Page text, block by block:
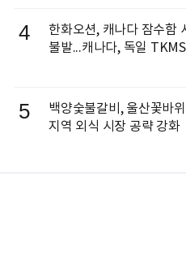
4
한화오션, 캐나다 잠수함
불발...캐나다, 독일
5
백양숯불갈비, 울산꽃바
지역 외식 시장 공략 강화